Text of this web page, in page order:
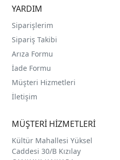
YARDIM
Siparişlerim
Sipariş Takibi
Arıza Formu
İade Formu
Müşteri Hizmetleri
İletişim
MÜŞTERİ HİZMETLERİ
Kültür Mahallesi Yüksel
Caddesi 30/B Kızılay